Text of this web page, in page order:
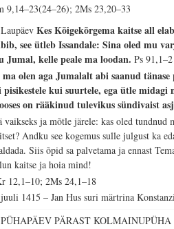
9,14–23(24–26); 2Ms 23,20–33
Kes Kõigekõrgema kaitse all
see ütleb Issandale: Sina oled mu
Jumal, kelle peale ma loodan.Ps 91,1–2
olen aga Jumalalt abi saanud tänase
pisikestele kui suurtele, ega ütle
on rääkinud tulevikus sündivaist
vaikseks ja mõtle järele: kas oled
Andku see kogemus sulle julgust ka
Siis õpid sa palvetama ja ennast
kaitse ja hoia mind!
12,1–10; 2Ms 24,1–18
1415 – Jan Hus suri märtrina
PÄRAST KOLMAINUPÜHA